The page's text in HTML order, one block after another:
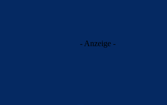
- Anzeige -